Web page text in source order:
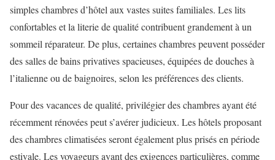
simples chambres d’hôtel aux vastes suites familiales. Les lits
confortables et la literie de qualité contribuent grandement à un
sommeil réparateur. De plus, certaines chambres peuvent posséder
des salles de bains privatives spacieuses, équipées de douches à
l’italienne ou de baignoires, selon les préférences des clients.
Pour des vacances de qualité, privilégier des chambres ayant été
récemment rénovées peut s’avérer judicieux. Les hôtels proposant
des chambres climatisées seront également plus prisés en période
estivale. Les voyageurs ayant des exigences particulières, comme